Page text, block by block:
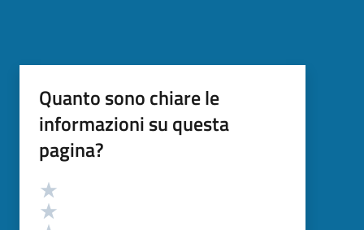
Quanto sono chiare le
informazioni su questa
pagina?
Valutazione